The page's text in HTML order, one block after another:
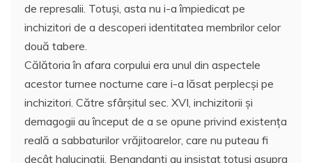
de represalii. Totuşi, asta nu i-a împiedicat pe
inchizitori de a descoperi identitatea membrilor celor
două tabere.
Călătoria în afara corpului era unul din aspectele
acestor turnee nocturne care i-a lăsat perplecşi pe
inchizitori. Către sfârşitul sec. XVI, inchizitorii şi
demagogii au început de a se opune privind existenţa
reală a sabbaturilor vrăjitoarelor, care nu puteau fi
decât halucinaţii. Benandanti au insistat totuşi asupra